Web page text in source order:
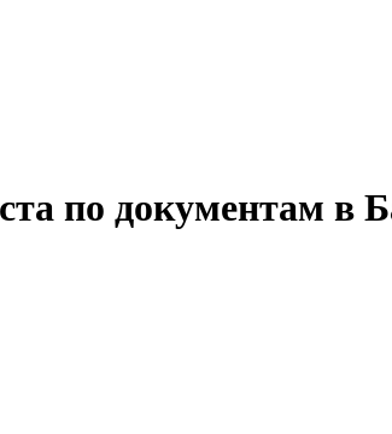
по документам в